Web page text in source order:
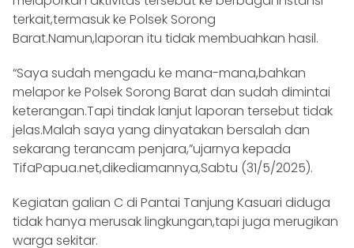
terkait,termasuk ke Polsek Sorong
Barat.Namun,laporan itu tidak membuahkan hasil.
“Saya sudah mengadu ke mana-mana,bahkan
melapor ke Polsek Sorong Barat dan sudah dimintai
keterangan.Tapi tindak lanjut laporan tersebut tidak
jelas.Malah saya yang dinyatakan bersalah dan
sekarang terancam penjara,”ujarnya kepada
TifaPapua.net,dikediamannya,Sabtu (31/5/2025).
Kegiatan galian C di Pantai Tanjung Kasuari diduga
tidak hanya merusak lingkungan,tapi juga merugikan
warga sekitar.